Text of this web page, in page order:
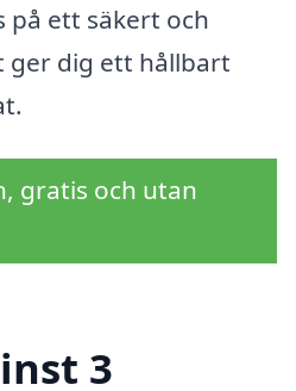
ett säkert och
ger dig ett hållbart
gratis och utan
3